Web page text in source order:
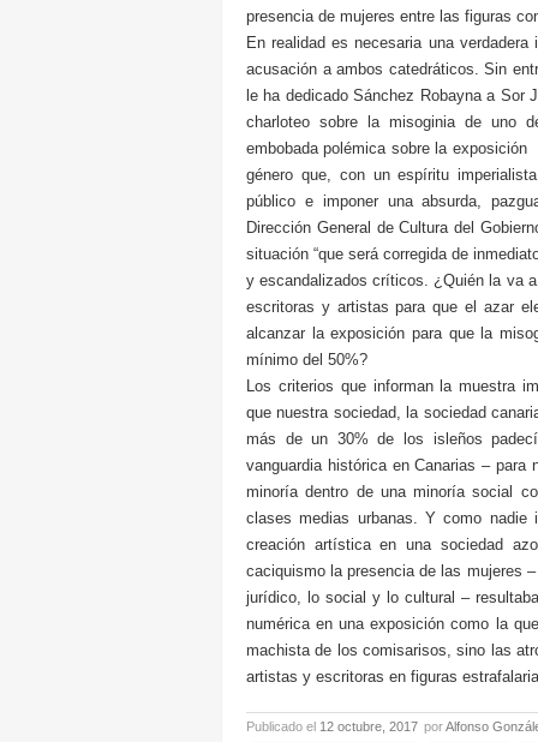
presencia de mujeres entre las figuras
En realidad es necesaria una
acusación a ambos catedráticos. Sin
le ha dedicado Sánchez Robayna a
charloteo sobre la misoginia de uno
embobada polémica sobre la
género que, con un espíritu
público e imponer una absurda,
Dirección General de Cultura del
situación “que será corregida de
y escandalizados críticos. ¿Quién la va
escritoras y artistas para que el azar
alcanzar la exposición para que la
mínimo del 50%?
Los criterios que informan la muestra
que nuestra sociedad, la sociedad
más de un 30% de los isleños
vanguardia histórica en Canarias – para
minoría dentro de una minoría social
clases medias urbanas. Y como
creación artística en una sociedad
caciquismo la presencia de las mujeres
jurídico, lo social y lo cultural –
numérica en una exposición como la
machista de los comisarisos, sino las
artistas y escritoras en figuras
Publicado el 12 octubre, 2017 porAlfonso